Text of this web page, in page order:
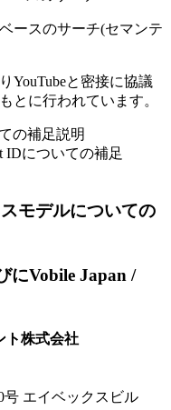
ースのサーチ(セマンテ
YouTubeと密接に協議
とに行われています。
IDについての補足
モデルについての
にVobile Japan /
ト株式会社
エイベックスビル